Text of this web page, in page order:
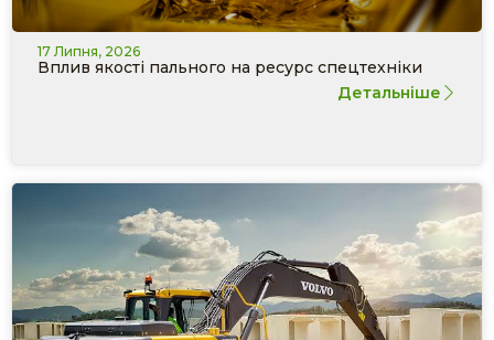
17 Липня, 2026
Вплив якості пального на ресурс спецтехніки
Детальніше